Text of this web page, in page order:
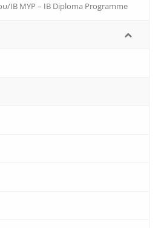
IB MYP – IB Diploma Programme